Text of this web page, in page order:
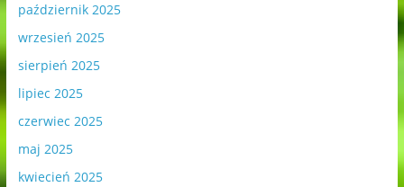
październik 2025
wrzesień 2025
sierpień 2025
lipiec 2025
czerwiec 2025
maj 2025
kwiecień 2025